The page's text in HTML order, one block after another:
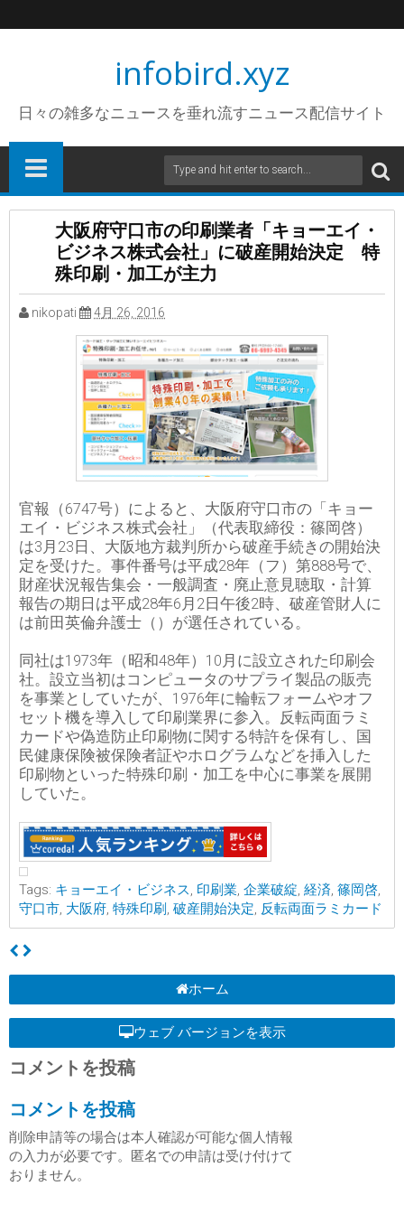
infobird.xyz
日々の雑多なニュースを垂れ流すニュース配信サイト
大阪府守口市の印刷業者「キョーエイ・
ビジネス株式会社」に破産開始決定 特
殊印刷・加工が主力
nikopati 4月 26, 2016
官報（6747号）によると、大阪府守口市の「キョー
エイ・ビジネス株式会社」（代表取締役：篠岡啓）
は3月23日、大阪地方裁判所から破産手続きの開始決
定を受けた。事件番号は平成28年（フ）第888号で、
財産状況報告集会・一般調査・廃止意見聴取・計算
報告の期日は平成28年6月2日午後2時、破産管財人に
は前田英倫弁護士（）が選任されている。
同社は1973年（昭和48年）10月に設立された印刷会
社。設立当初はコンピュータのサプライ製品の販売
を事業としていたが、1976年に輪転フォームやオフ
セット機を導入して印刷業界に参入。反転両面ラミ
カードや偽造防止印刷物に関する特許を保有し、国
民健康保険被保険者証やホログラムなどを挿入した
印刷物といった特殊印刷・加工を中心に事業を展開
していた。
Tags: キョーエイ・ビジネス 印刷業 企業破綻 経済 篠岡啓
守口市 大阪府 特殊印刷 破産開始決定 反転両面ラミカード
ホーム
ウェブ バージョンを表示
コメントを投稿
コメントを投稿
削除申請等の場合は本人確認が可能な個人情報
の入力が必要です。匿名での申請は受け付けて
おりません。